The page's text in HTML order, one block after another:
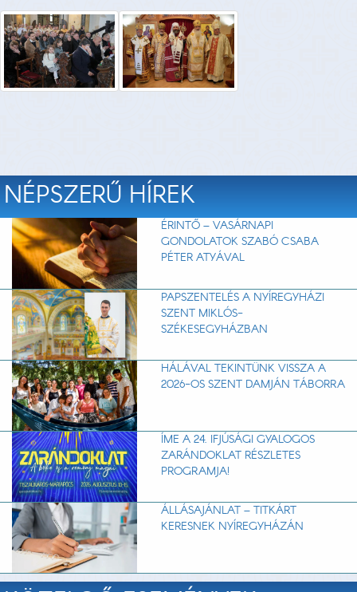
NÉPSZERŰ HÍREK
ÉRINTŐ – VASÁRNAPI
GONDOLATOK SZABÓ CSABA
PÉTER ATYÁVAL
PAPSZENTELÉS A NYÍREGYHÁZI
SZENT MIKLÓS-
SZÉKESEGYHÁZBAN
HÁLÁVAL TEKINTÜNK VISSZA A
2026-OS SZENT DAMJÁN TÁBORRA
ÍME A 24. IFJÚSÁGI GYALOGOS
ZARÁNDOKLAT RÉSZLETES
PROGRAMJA!
ÁLLÁSAJÁNLAT – TITKÁRT
KERESNEK NYÍREGYHÁZÁN